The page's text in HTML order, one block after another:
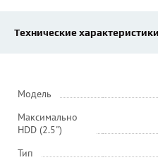
Технические характеристики
Модель
Максимально
HDD (2.5")
Тип